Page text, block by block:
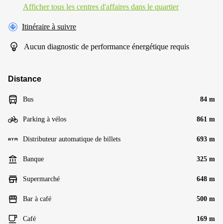
Afficher tous les centres d'affaires dans le quartier
Itinéraire à suivre
Aucun diagnostic de performance énergétique requis
Distance
Bus 84 m
Parking à vélos 861 m
Distributeur automatique de billets 693 m
Banque 325 m
Supermarché 648 m
Bar à café 500 m
Café 169 m